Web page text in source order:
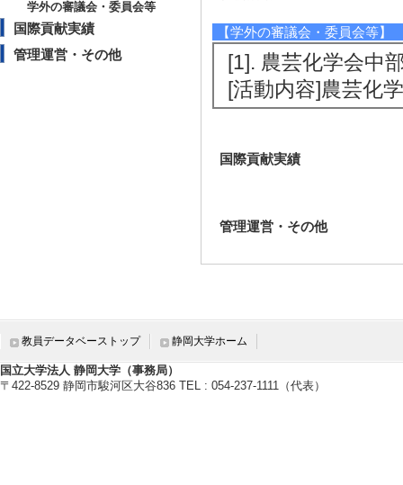
学外の審議会・委員会等
国際貢献実績
管理運営・その他
【学外の審議会・委員会等】
[1]. 農芸化学会中
[活動内容]農芸化
国際貢献実績
管理運営・その他
教員データベーストップ 静岡大学ホーム
国立大学法人 静岡大学（事務局）
〒422-8529 静岡市駿河区大谷836 TEL : 054-237-1111（代表）